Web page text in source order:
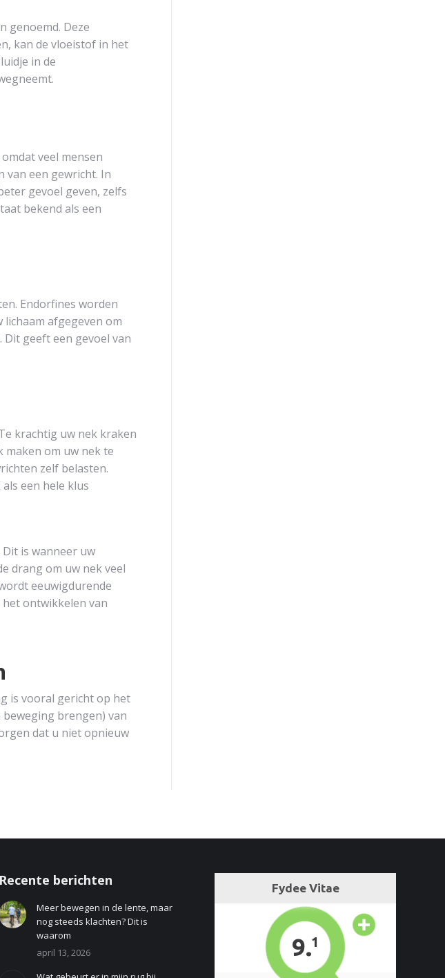
genoemd. Deze
kan de vloeistof in het
in de
veel mensen
van een gewricht. In
gevoel geven, zelfs
bekend als een
Endorfines worden
afgegeven om
geeft een gevoel van
krachtig uw nek kraken
maken om uw nek te
zelf belasten.
een hele klus
is wanneer uw
drang om uw nek veel
eeuwigdurende
ontwikkelen van
is vooral gericht op het
brengen) van
dat u niet opnieuw
Recente berichten
Meer bewegen in de lente, maar
nog steeds klachten? Dit is
waarom
april 13, 2026